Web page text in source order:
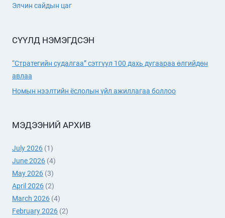
ТОВЧ
Элчин сайдын цаг
СҮҮЛД НЭМЭГДСЭН
“Стратегийн судалгаа” сэтгүүл 100 дахь дугаараа өлгийдөн
авлаа
Номын нээлтийн ёслолын үйл ажиллагаа боллоо
МЭДЭЭНИЙ АРХИВ
July 2026 (1)
June 2026 (4)
May 2026 (3)
April 2026 (2)
March 2026 (4)
February 2026 (2)